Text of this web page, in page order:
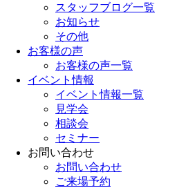
スタッフブログ一覧
お知らせ
その他
お客様の声
お客様の声一覧
イベント情報
イベント情報一覧
見学会
相談会
セミナー
お問い合わせ
お問い合わせ
ご来場予約